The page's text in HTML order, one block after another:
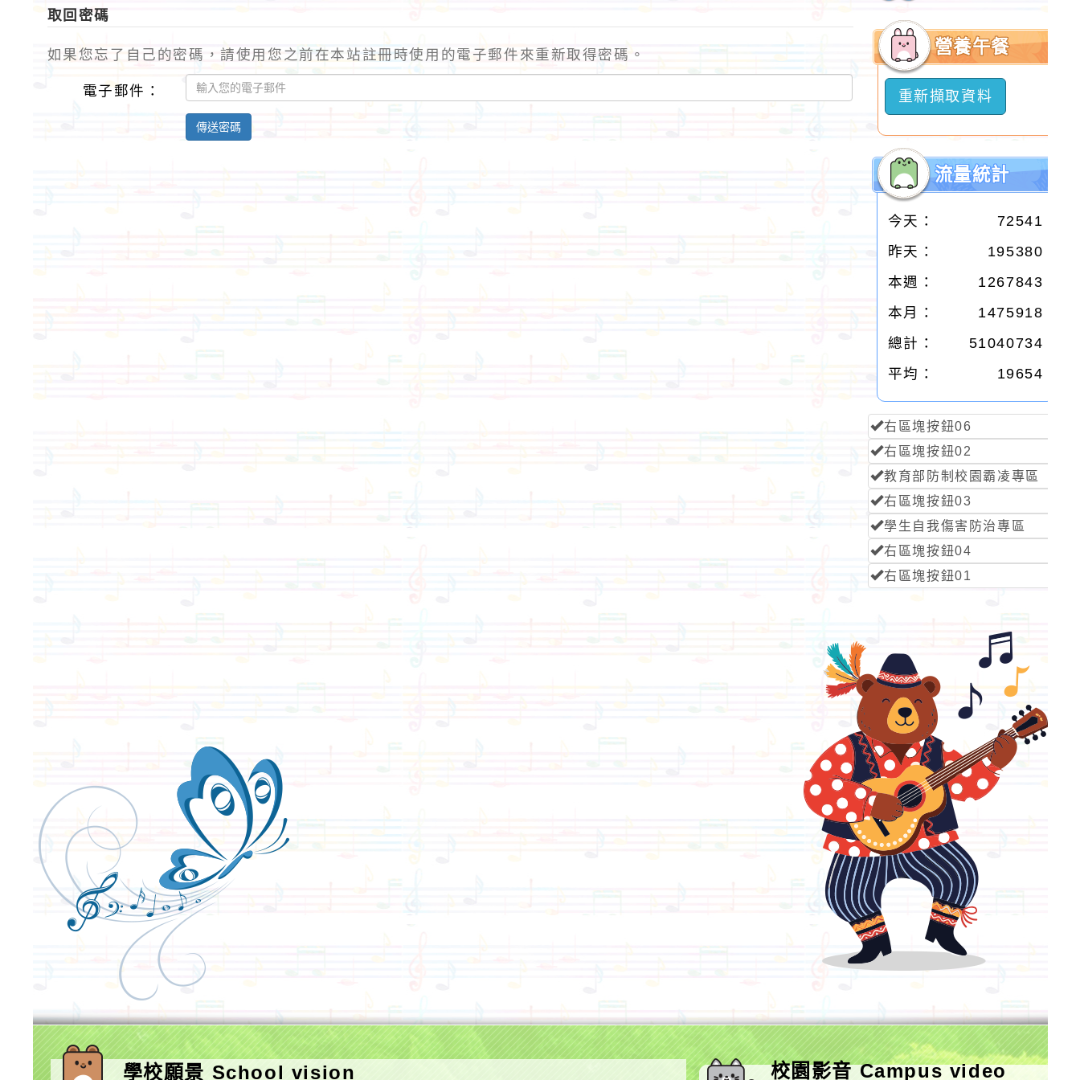
取回密碼
如果您忘了自己的密碼，請使用您之前在本站註冊時使用的電子郵件來重新取得密碼。
電子郵件：
傳送密碼
選
營養午餐
重新擷取資料
流量統計
今天：
72541
昨天：
195380
本週：
1267843
本月：
1475918
總計：
51040734
平均：
19654
右區塊按鈕06
右區塊按鈕02
教育部防制校園霸凌專區
右區塊按鈕03
學生自我傷害防治專區
右區塊按鈕04
右區塊按鈕01
學校願景 School vision 校園影音 Campus video